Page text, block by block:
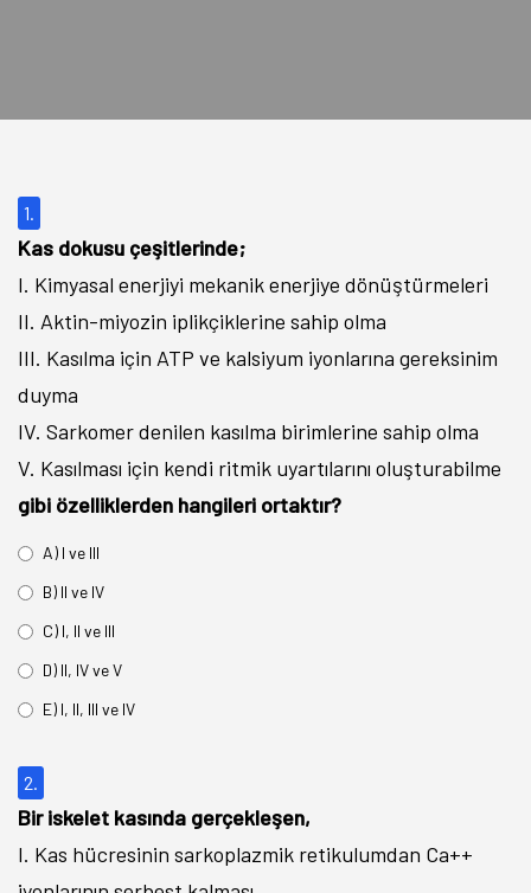
1.
Kas dokusu çeşitlerinde;
I. Kimyasal enerjiyi mekanik enerjiye dönüştürmeleri
II. Aktin-miyozin iplikçiklerine sahip olma
III. Kasılma için ATP ve kalsiyum iyonlarına gereksinim
duyma
IV. Sarkomer denilen kasılma birimlerine sahip olma
V. Kasılması için kendi ritmik uyartılarını oluşturabilme
gibi özelliklerden hangileri ortaktır?
A) I ve III
B) II ve IV
C) I, II ve III
D) II, IV ve V
E) I, II, III ve IV
2.
Bir iskelet kasında gerçekleşen,
I. Kas hücresinin sarkoplazmik retikulumdan Ca++